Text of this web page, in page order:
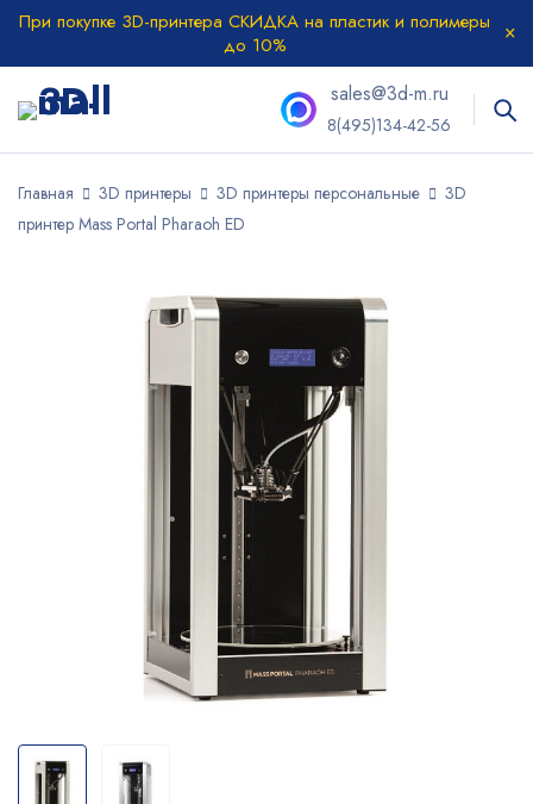
При покупке 3D-принтера СКИДКА на пластик и полимеры
до 10%
sales@3d-m.ru
8(495)134-42-56
Главная 3D принтеры 3D принтеры персональные
3D
принтер Mass Portal Pharaoh ED